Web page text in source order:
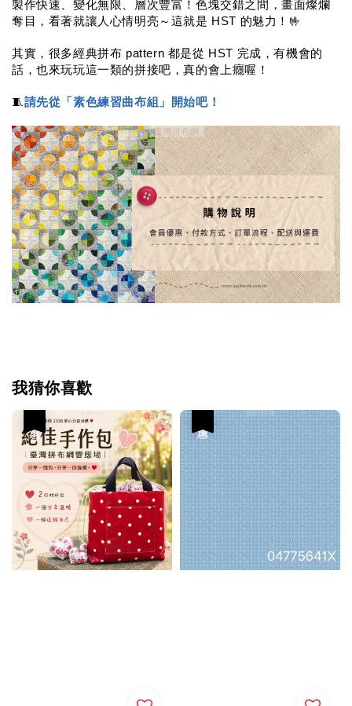
製作快速、變化無限、層次豐富！色塊交錯之間，畫面燦爛
奪目，看著就讓人心情明亮～這就是 HST 的魅力！🤟
其實，很多經典拼布 pattern 都是從 HST 完成，有機會的
話，也來玩玩這一類的拼接吧，真的會上癮喔！
🧵 請先從「素色練習曲布組」開始吧！
我猜你喜歡